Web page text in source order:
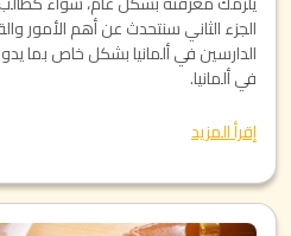
الجزء الثاني سنتحدث عن أهم الأمور
الدارسين في ألمانيا بشكل خاص بما
في ألمانيا.
إقرأ المزيد